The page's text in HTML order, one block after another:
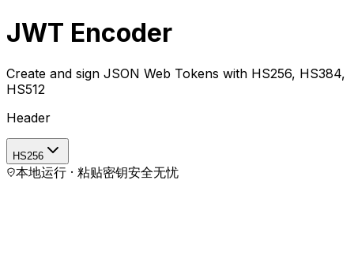
JWT Encoder
Create and sign JSON Web Tokens with HS256, HS384,
HS512
Header
HS256
本地运行 · 粘贴密钥安全无忧